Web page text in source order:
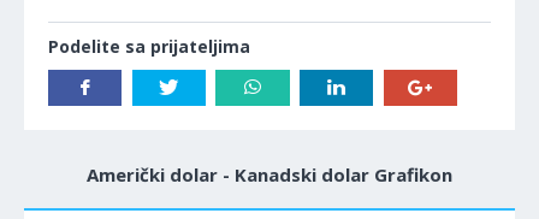
Podelite sa prijateljima
Američki dolar - Kanadski dolar Grafikon